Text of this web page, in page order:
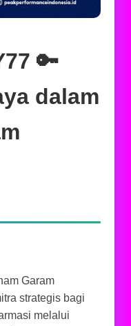
🔑
dalam
Garam
strategis bagi
melalui